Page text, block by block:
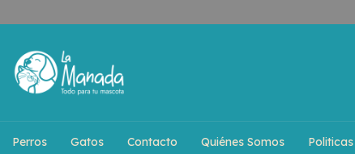
Perros Gatos Contacto Quiénes Somos